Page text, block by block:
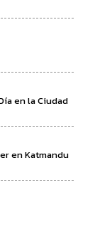
en la Ciudad
en Katmandu